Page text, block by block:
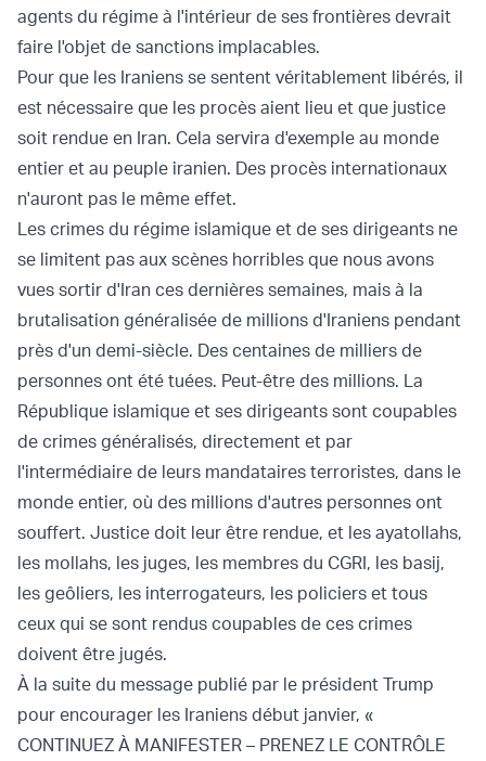
agents du régime à l'intérieur de ses frontières devrait
faire l'objet de sanctions implacables.
Pour que les Iraniens se sentent véritablement libérés, il
est nécessaire que les procès aient lieu et que justice
soit rendue en Iran. Cela servira d'exemple au monde
entier et au peuple iranien. Des procès internationaux
n'auront pas le même effet.
Les crimes du régime islamique et de ses dirigeants ne
se limitent pas aux scènes horribles que nous avons
vues sortir d'Iran ces dernières semaines, mais à la
brutalisation généralisée de millions d'Iraniens pendant
près d'un demi-siècle. Des centaines de milliers de
personnes ont été tuées. Peut-être des millions. La
République islamique et ses dirigeants sont coupables
de crimes généralisés, directement et par
l'intermédiaire de leurs mandataires terroristes, dans le
monde entier, où des millions d'autres personnes ont
souffert. Justice doit leur être rendue, et les ayatollahs,
les mollahs, les juges, les membres du CGRI, les basij,
les geôliers, les interrogateurs, les policiers et tous
ceux qui se sont rendus coupables de ces crimes
doivent être jugés.
À la suite du message publié par le président Trump
pour encourager les Iraniens début janvier, «
CONTINUEZ À MANIFESTER – PRENEZ LE CONTRÔLE